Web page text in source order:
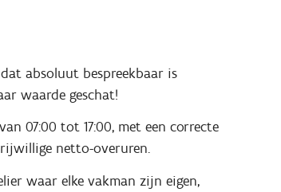
absoluut bespreekbaar is
waarde geschat!
07:00 tot 17:00, met een correcte
netto-overuren.
waar elke vakman zijn eigen,